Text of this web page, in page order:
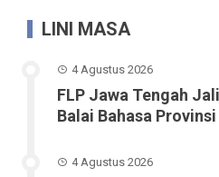
LINI MASA
4 Agustus 2026
FLP Jawa Tengah
Balai Bahasa
4 Agustus 2026